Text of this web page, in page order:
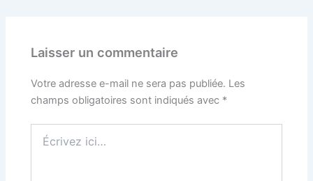
Laisser un commentaire
Votre adresse e-mail ne sera pas publiée. Les
champs obligatoires sont indiqués avec *
ici…